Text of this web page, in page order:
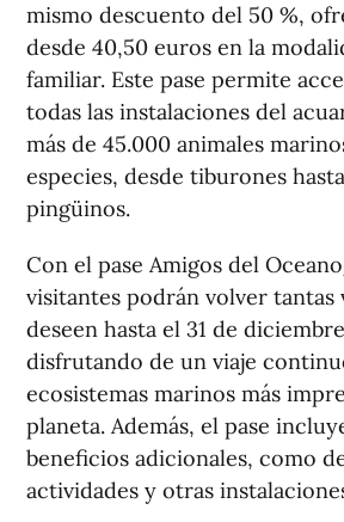
mismo descuento del 50 %,
desde 40,50 euros en la
familiar. Este pase permite
todas las instalaciones del
más de 45.000 animales
especies, desde tiburones
pingüinos.
Con el pase Amigos del
visitantes podrán volver tantas
deseen hasta el 31 de
disfrutando de un viaje
ecosistemas marinos más
planeta. Además, el pase
beneficios adicionales, como
actividades y otras